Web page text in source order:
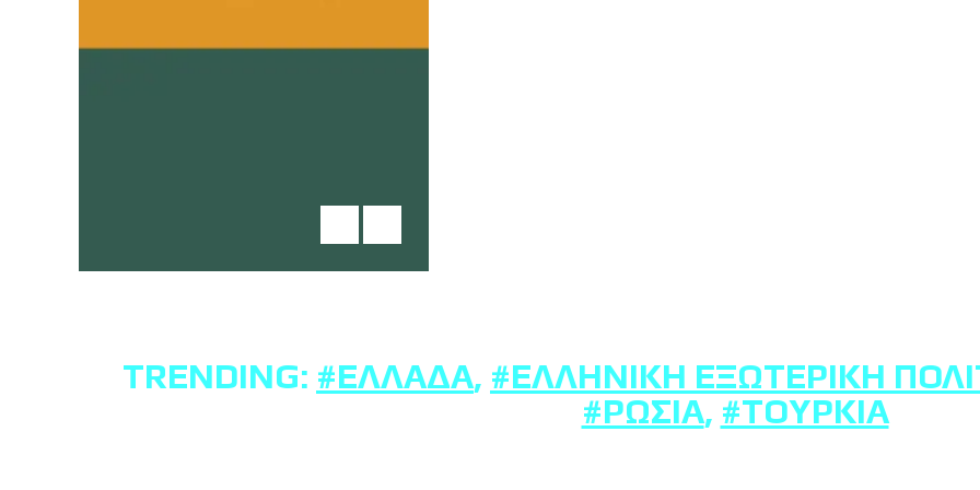
TRENDING: #ΕΛΛΆΔΑ, #ΕΛΛΗΝΙΚΉ ΕΞΩΤΕΡΙΚΉ
#ΡΩΣΊΑ, #ΤΟΥΡΚΊΑ